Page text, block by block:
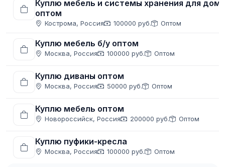
Куплю мебель и системы хранения для дома
оптом
Кострома, Россия 100000 руб. Оптом
Куплю мебель б/у оптом
Москва, Россия 100000 руб. Оптом
Куплю диваны оптом
Москва, Россия 50000 руб. Оптом
Куплю мебель оптом
Новороссийск, Россия 200000 руб. Оптом
Куплю пуфики-кресла
Москва, Россия 100000 руб. Оптом